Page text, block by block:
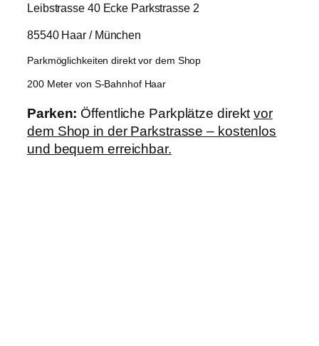
Leibstrasse 40 Ecke Parkstrasse 2
85540 Haar / München
Parkmöglichkeiten direkt vor dem Shop
200 Meter von S-Bahnhof Haar
Parken: Öffentliche Parkplätze direktvor
dem Shop in der Parkstrasse – kostenlos
und bequem erreichbar.